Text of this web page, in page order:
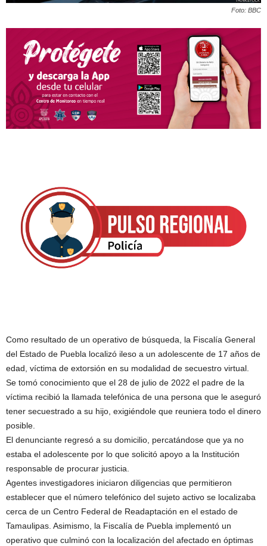
Foto: BBC
Como resultado de un operativo de búsqueda, la Fiscalía General
del Estado de Puebla localizó ileso a un adolescente de 17 años de
edad, víctima de extorsión en su modalidad de secuestro virtual.
Se tomó conocimiento que el 28 de julio de 2022 el padre de la
víctima recibió la llamada telefónica de una persona que le aseguró
tener secuestrado a su hijo, exigiéndole que reuniera todo el dinero
posible.
El denunciante regresó a su domicilio, percatándose que ya no
estaba el adolescente por lo que solicitó apoyo a la Institución
responsable de procurar justicia.
Agentes investigadores iniciaron diligencias que permitieron
establecer que el número telefónico del sujeto activo se localizaba
cerca de un Centro Federal de Readaptación en el estado de
Tamaulipas. Asimismo, la Fiscalía de Puebla implementó un
operativo que culminó con la localización del afectado en óptimas